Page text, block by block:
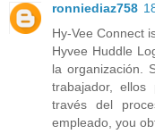
ronniediaz758
Hy-Vee Connect
Hyvee Huddle
la organización.
trabajador, ellos
través del
empleado, you